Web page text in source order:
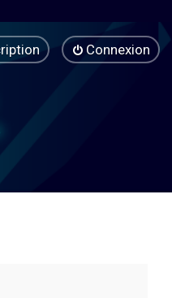
Connexion